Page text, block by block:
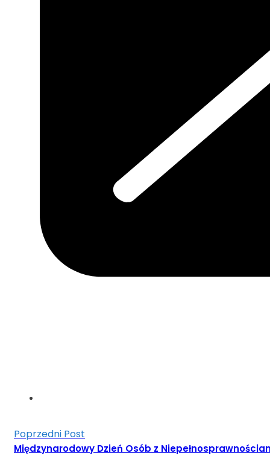
Poprzedni Post
Międzynarodowy Dzień Osób z